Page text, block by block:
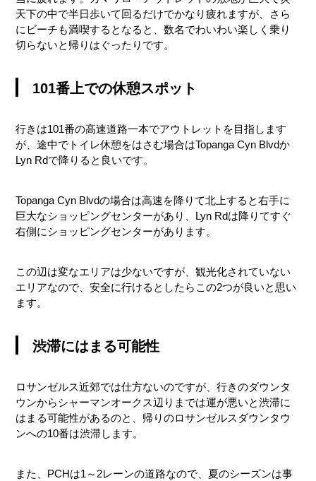
天下の中で半日歩いて回るだけでかなり疲れますが、さら
にビーチも満喫するとなると、数名でわいわい楽しく乗り
切らないと帰りはぐったりです。
101番上での休憩スポット
行きは101番の高速道路一本でアウトレットを目指します
が、途中でトイレ休憩をはさむ場合はTopanga Cyn Blvdか
Lyn Rdで降りると良いです。
Topanga Cyn Blvdの場合は高速を降りて北上すると右手に
巨大なショッピングセンターがあり、Lyn Rdは降りてすぐ
右側にショッピングセンターがあります。
この辺は変なエリアは少ないですが、観光化されていない
エリアなので、安全に行けるとしたらこの2つが良いと思い
ます。
渋滞にはまる可能性
ロサンゼルス近郊では仕方ないのですが、行きのダウンタ
ウンからシャーマンオークス辺りまでは運が悪いと渋滞に
はまる可能性があるのと、帰りのロサンゼルスダウンタウ
ンへの10番は渋滞します。
また、PCHは1～2レーンの道路なので、夏のシーズンは事